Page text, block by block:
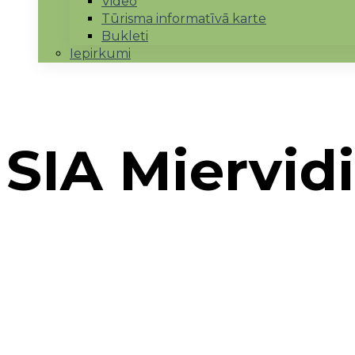
Tūrisma informatīvā karte
Bukleti
Iepirkumi
SIA Miervidi